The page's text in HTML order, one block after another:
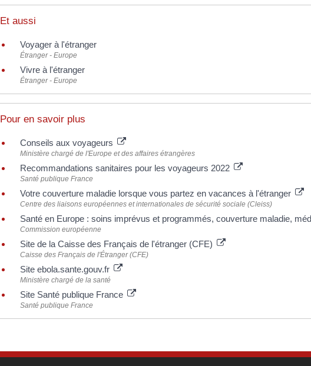
Et aussi
Voyager à l'étranger
Étranger - Europe
Vivre à l'étranger
Étranger - Europe
Pour en savoir plus
Conseils aux voyageurs
Ministère chargé de l'Europe et des affaires étrangères
Recommandations sanitaires pour les voyageurs 2022
Santé publique France
Votre couverture maladie lorsque vous partez en vacances à l'étranger
Centre des liaisons européennes et internationales de sécurité sociale (Cleiss)
Santé en Europe : soins imprévus et programmés, couverture maladie,
Commission européenne
Site de la Caisse des Français de l'étranger (CFE)
Caisse des Français de l'Étranger (CFE)
Site ebola.sante.gouv.fr
Ministère chargé de la santé
Site Santé publique France
Santé publique France